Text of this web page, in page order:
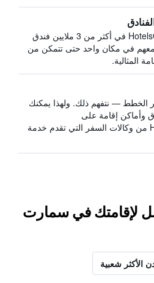
يبحث HotelsCombined في أكثر من 3 ملايين فندق
في مكان واحد حتى تتمكن من
المثالية.
الخطط — نتفهم ذلك. ولهذا يمكنك
وأماكن إقامة على
HotelsCombined من وكالات السفر التي تقدم خدمة
لإقامتك في سمارت
الأكثر شعبية